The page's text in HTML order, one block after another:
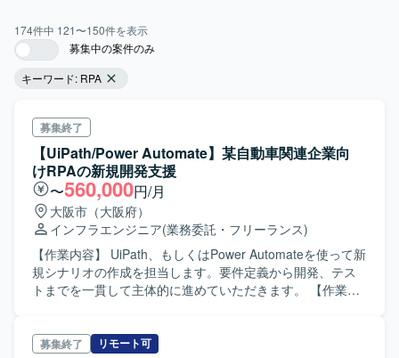
174件中 121〜150件を表示
募集中の案件のみ
キーワード: RPA
募集終了
【UiPath/Power Automate】某自動車関連企業向
けRPAの新規開発支援
〜560,000円/月
大阪市（大阪府）
インフラエンジニア(業務委託・フリーランス)
【作業内容】 UiPath、もしくはPower Automateを使って新
規シナリオの作成を担当します。要件定義から開発、テス
トまでを一貫して主体的に進めていただきます。 【作業工
募集終了 リモート可